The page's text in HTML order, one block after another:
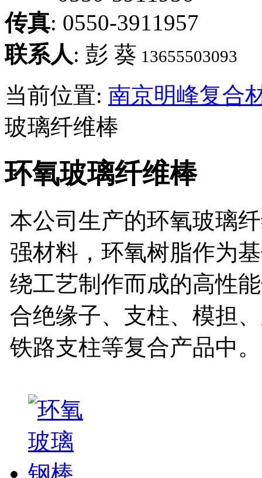
传真: 0550-3911957
联系人: 彭 葵 13655503093
当前位置: 南京明峰复合
玻璃纤维棒
环氧玻璃纤维棒
本公司生产的环氧玻璃
强材料，环氧树脂作为
绕工艺制作而成的高性
合绝缘子、支柱、模担
铁路支柱等复合产品中。